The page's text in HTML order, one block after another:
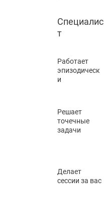
Специалис
т
Работает
эпизодическ
и
Решает
точечные
задачи
Делает
сессии за вас